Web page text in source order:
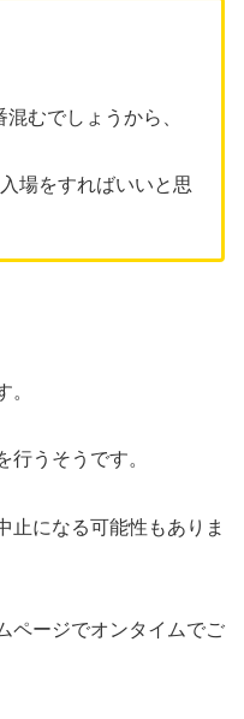
むでしょうから、
場をすればいいと思
。
行うそうです。
止になる可能性もありま
ページでオンタイムでご